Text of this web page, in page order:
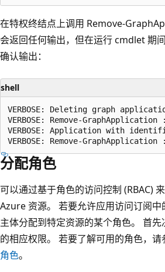
在特权终结点上调用 Remove-
会返回任何输出，但在运行 cmdlet 期
确认输出：
shell
VERBOSE: Deleting graph
VERBOSE: Remove-GraphApplication
VERBOSE: Application with
分配角色
可以通过基于角色的访问控制 (RBAC)
Azure 资源。 若要允许应用访问订阅
主体分配到特定资源的某个角色。 首先
的相应权限。
若要了解可用的角色，请
角色。